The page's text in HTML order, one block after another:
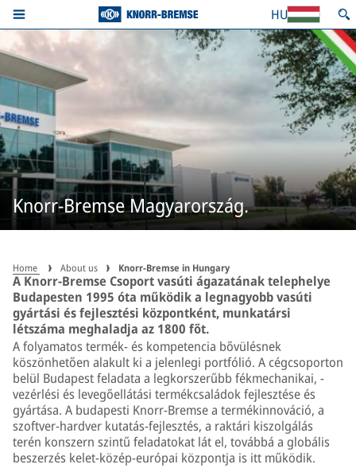
HU
Knorr-Bremse Magyarország.
Home About us Knorr-Bremse in Hungary
A Knorr-Bremse Csoport vasúti ágazatának telephelye
Budapesten 1995 óta működik a legnagyobb vasúti
gyártási és fejlesztési központként, munkatársi
létszáma meghaladja az 1800 főt.
A folyamatos termék- és kompetencia bővülésnek
köszönhetően alakult ki a jelenlegi portfólió. A cégcsoporton
belül Budapest feladata a legkorszerűbb fékmechanikai, -
vezérlési és levegőellátási termékcsaládok fejlesztése és
gyártása. A budapesti Knorr-Bremse a termékinnováció, a
szoftver-hardver kutatás-fejlesztés, a raktári kiszolgálás
terén konszern szintű feladatokat lát el, továbbá a globális
beszerzés kelet-közép-európai központja is itt működik.